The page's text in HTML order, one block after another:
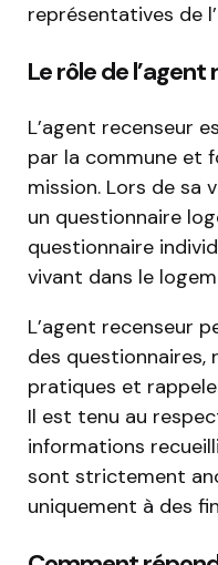
représentatives de
Le rôle de
L’agent recenseur
par la commune et
mission. Lors de sa
un questionnaire
questionnaire
vivant dans le
L’agent recenseur
des questionnaires,
pratiques et
Il est tenu au
informations
sont strictement
uniquement à des